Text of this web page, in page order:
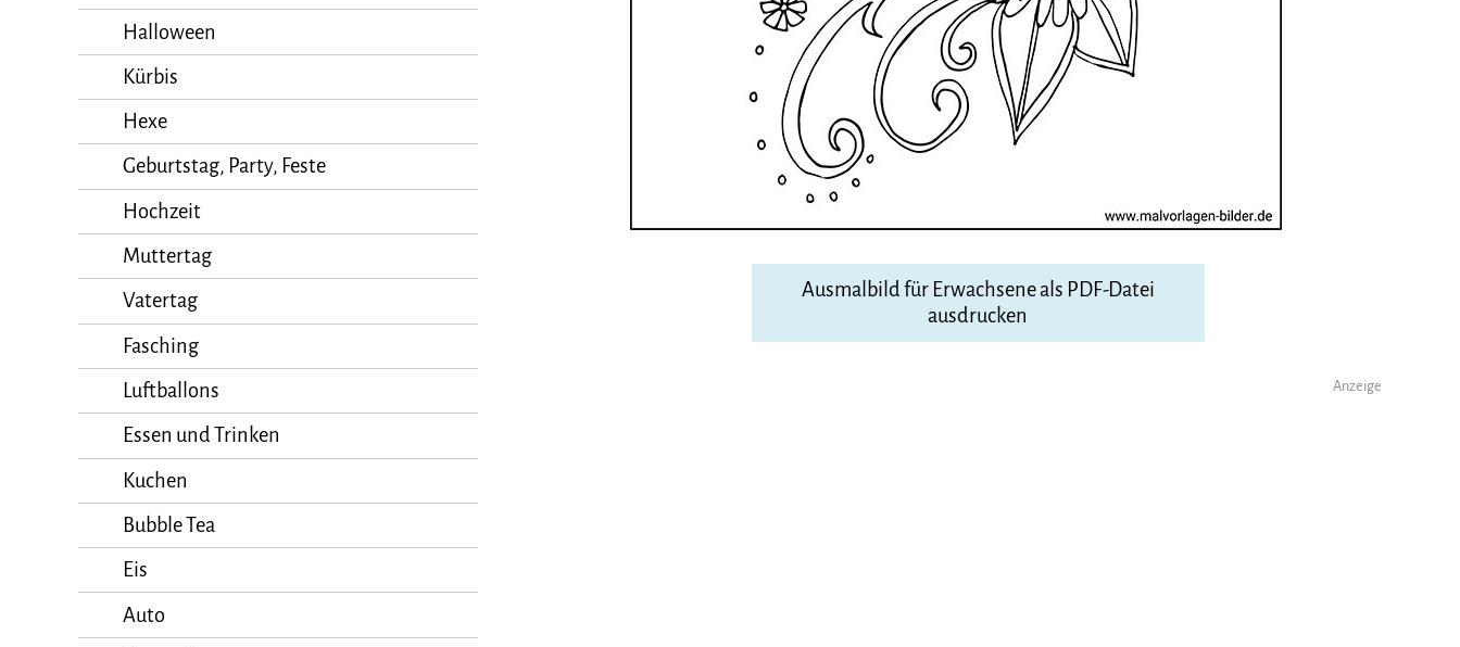
Halloween
Kürbis
Hexe
Geburtstag, Party, Feste
Hochzeit
Muttertag
Vatertag
Fasching
Luftballons
Essen und Trinken
Kuchen
Bubble Tea
Eis
Auto
Ausmalbild für Erwachsene als PDF-Datei
ausdrucken
Anzeige